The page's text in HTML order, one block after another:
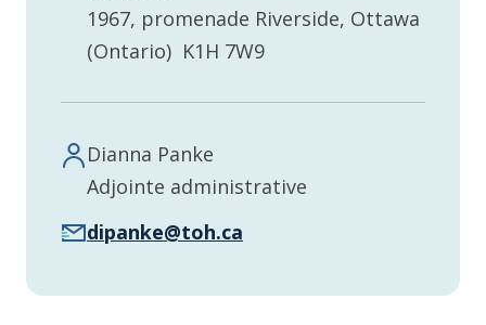
1967, promenade Riverside, Ottawa
(Ontario) K1H 7W9
Dianna Panke
Adjointe administrative
dipanke@toh.ca